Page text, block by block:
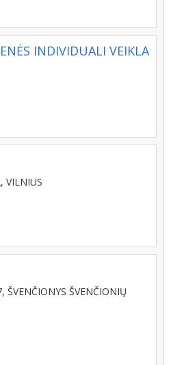
INDIVIDUALI VEIKLA
VILNIUS
ŠVENČIONIŲ